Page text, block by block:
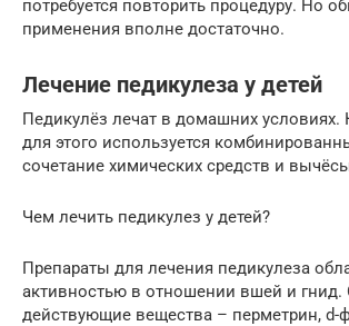
потребуется повторить процедуру. Но
применения вполне достаточно.
Лечение педикулеза у детей
Педикулёз лечат в домашних условиях.
для этого используется
сочетание химических средств и
Чем лечить педикулез у детей?
Препараты для лечения педикулеза
активностью в отношении вшей и
действующие вещества – перметрин, d-